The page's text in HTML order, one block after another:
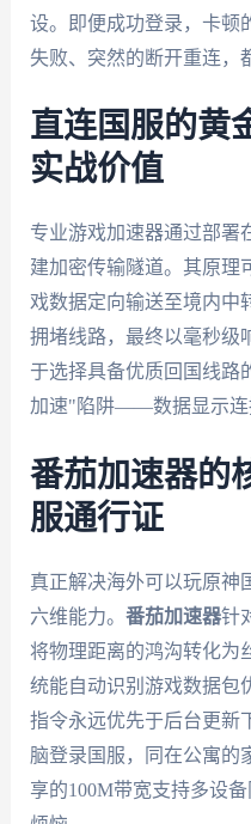
设。即便成功登录，卡顿
失败、突然的断开重连，
直连国服的黄
实战价值
专业游戏加速器通过部署
建加密传输隧道。其原理
戏数据定向输送至境内中
拥堵线路，最终以毫秒级
于选择具备优质回国线路
加速"陷阱——数据显示连
番茄加速器的
服通行证
真正解决海外可以玩原神
六维能力。 番茄加速器针
将物理距离的鸿沟转化为
统能自动识别游戏数据包
指令永远优先于后台更新
脑登录国服，同在公寓的
享的100M带宽支持多设